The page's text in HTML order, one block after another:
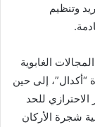
وتنظيم
الغابوية
“أكدال”، إلى حين
الاحترازي للحد
شجرة الأركان